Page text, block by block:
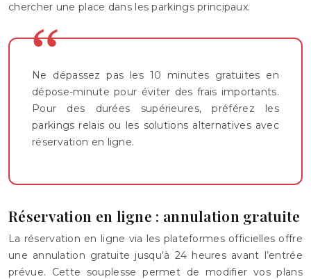
chercher une place dans les parkings principaux.
Ne dépassez pas les 10 minutes gratuites en
dépose-minute pour éviter des frais importants.
Pour des durées supérieures, préférez les
parkings relais ou les solutions alternatives avec
réservation en ligne.
Réservation en ligne : annulation gratuite
La réservation en ligne via les plateformes officielles offre
une annulation gratuite jusqu’à 24 heures avant l’entrée
prévue. Cette souplesse permet de modifier vos plans